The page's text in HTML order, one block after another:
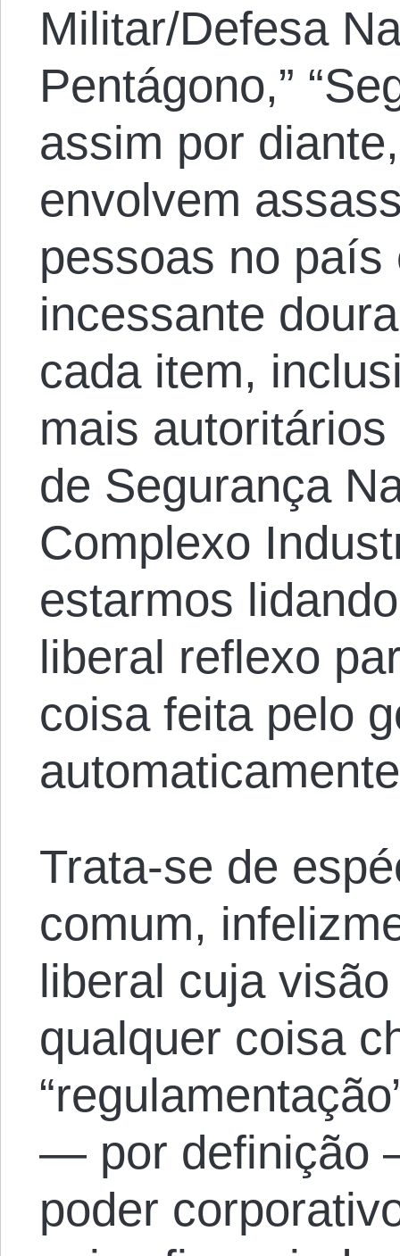
Militar/Defesa
Pentágono,”
assim por
envolvem
pessoas no país
incessante
cada item,
mais
de Segurança
Complexo
estarmos
liberal reflexo
coisa feita pelo
Trata-se de
comum,
liberal cuja visão
qualquer coisa
— por definição
poder